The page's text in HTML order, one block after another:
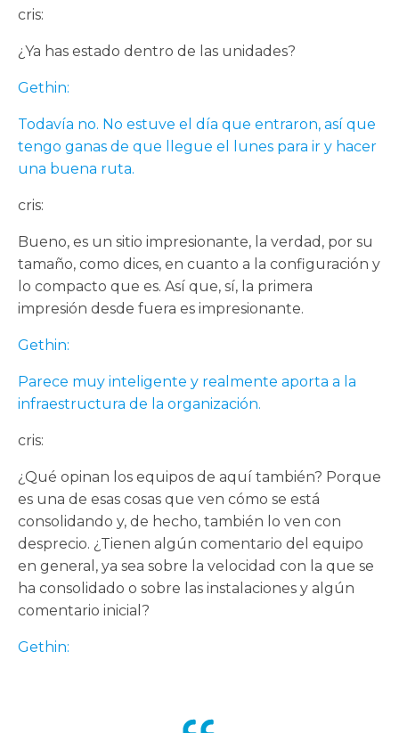
cris:
¿Ya has estado dentro de las unidades?
Gethin:
Todavía no. No estuve el día que entraron, así que
tengo ganas de que llegue el lunes para ir y hacer
una buena ruta.
cris:
Bueno, es un sitio impresionante, la verdad, por su
tamaño, como dices, en cuanto a la configuración y
lo compacto que es. Así que, sí, la primera
impresión desde fuera es impresionante.
Gethin:
Parece muy inteligente y realmente aporta a la
infraestructura de la organización.
cris:
¿Qué opinan los equipos de aquí también? Porque
es una de esas cosas que ven cómo se está
consolidando y, de hecho, también lo ven con
desprecio. ¿Tienen algún comentario del equipo
en general, ya sea sobre la velocidad con la que se
ha consolidado o sobre las instalaciones y algún
comentario inicial?
Gethin: